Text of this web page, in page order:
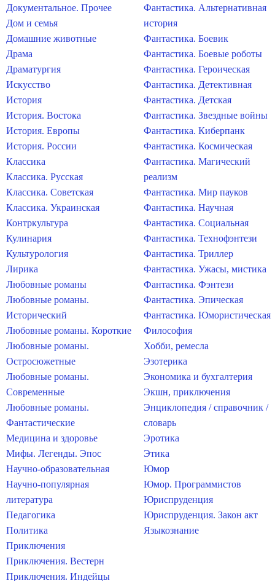
Документальное. Прочее
Дом и семья
Домашние животные
Драма
Драматургия
Искусство
История
История. Востока
История. Европы
История. России
Классика
Классика. Русская
Классика. Советская
Классика. Украинская
Контркультура
Кулинария
Культурология
Лирика
Любовные романы
Любовные романы.
Исторический
Любовные романы. Короткие
Любовные романы.
Остросюжетные
Любовные романы.
Современные
Любовные романы.
Фантастические
Медицина и здоровье
Мифы. Легенды. Эпос
Научно-образовательная
Научно-популярная
литература
Педагогика
Политика
Приключения
Приключения. Вестерн
Приключения. Индейцы
Фантастика. Альтернативная
история
Фантастика. Боевик
Фантастика. Боевые роботы
Фантастика. Героическая
Фантастика. Детективная
Фантастика. Детская
Фантастика. Звездные войны
Фантастика. Киберпанк
Фантастика. Космическая
Фантастика. Магический
реализм
Фантастика. Мир пауков
Фантастика. Научная
Фантастика. Социальная
Фантастика. Технофэнтези
Фантастика. Триллер
Фантастика. Ужасы, мистика
Фантастика. Фэнтези
Фантастика. Эпическая
Фантастика. Юмористическая
Философия
Хобби, ремесла
Эзотерика
Экономика и бухгалтерия
Экшн, приключения
Энциклопедия / справочник /
словарь
Эротика
Этика
Юмор
Юмор. Программистов
Юриспруденция
Юриспруденция. Закон акт
Языкознание